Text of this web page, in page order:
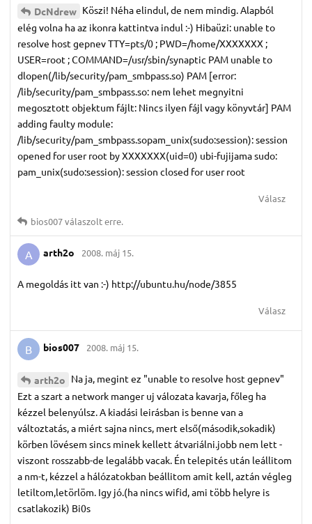
DcNdrew Köszi! Néha elindul, de nem mindig. Alapból
elég volna ha az ikonra kattintva indul :-) Hibaüzi: unable to
resolve host gepnev TTY=pts/0 ; PWD=/home/XXXXXXX ;
USER=root ; COMMAND=/usr/sbin/synaptic PAM unable to
dlopen(/lib/security/pam_smbpass.so) PAM [error:
/lib/security/pam_smbpass.so: nem lehet megnyitni
megosztott objektum fájlt: Nincs ilyen fájl vagy könyvtár] PAM
adding faulty module:
/lib/security/pam_smbpass.sopam_unix(sudo:session): session
opened for user root by XXXXXXX(uid=0) ubi-fujijama sudo:
pam_unix(sudo:session): session closed for user root
Válasz
bios007válaszolt erre.
A arth2o 2008. máj 15.
A megoldás itt van :-) http://ubuntu.hu/node/3855
Válasz
B bios007 2008. máj 15.
arth2o Na ja, megint ez "unable to resolve host gepnev"
Ezt a szart a network manger uj válozata kavarja, főleg ha
kézzel belenyúlsz. A kiadási leirásban is benne van a
változtatás, a miért sajna nincs, mert első(második,sokadik)
körben lövésem sincs minek kellett átvariálni.jobb nem lett -
viszont rosszabb-de legalább vacak. Én telepités után leállitom
a nm-t, kézzel a hálózatokban beállitom amit kell, aztán végleg
letiltom,letörlöm. Igy jó.(ha nincs wifid, ami több helyre is
csatlakozik) Bi0s